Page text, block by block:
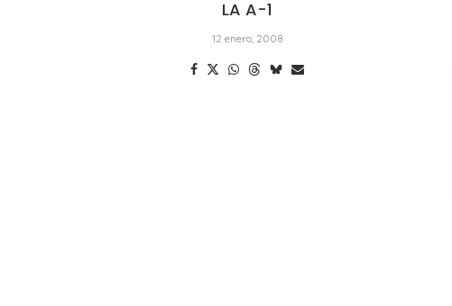
LA A-1
12 enero, 2008